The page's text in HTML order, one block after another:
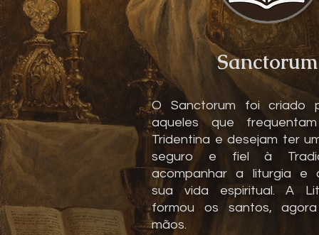
Sanctorum
O Sanctorum foi criado
aqueles que
Tridentina e desejam ter
seguro e fiel à
acompanhar a liturgia e
sua vida espiritual. A
formou os santos,
mãos.